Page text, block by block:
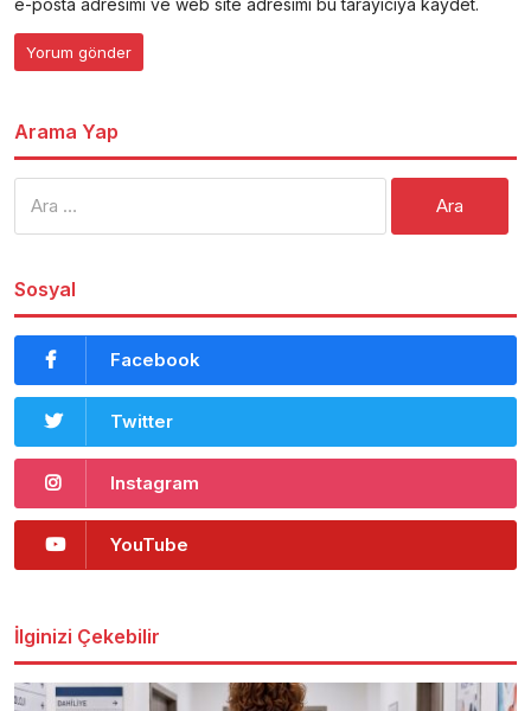
Arama Yap
Sosyal
Facebook
Twitter
Instagram
YouTube
İlginizi Çekebilir